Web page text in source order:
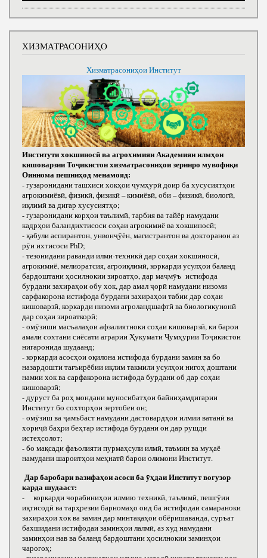
ХИЗМАТРАСОНИҲО
Хизматрасониҳои Институт
Институти хокшиносӣ ва агрохимияи Академияи илмҳои
кишоварзии Тоҷикистон хизматрасониҳои зеринро мувофиқи
Оиннома пешниҳод менамояд:
- гузаронидани ташхиси хокҳои ҷумҳурӣ доир ба хусусиятҳои
агрокимиёвӣ, физикӣ, физикӣ – кимиёвӣ, оби – физикӣ, биологӣ,
иқлимӣ ва дигар хусусиятҳо;
- гузаронидани корҳои таълимӣ, тарбия ва тайёр намудани
кадрҳои баландихтисоси соҳаи агрокимиё ва хокшиносӣ;
- қабули аспирантон, унвонҷӯён, магистрантон ва докторанон аз
рӯи ихтисоси РhD;
- тезонидани раванди илми-техникӣ дар соҳаи хокшиносӣ,
агрокимиё, мелиоратсия, агроиқлимӣ, коркарди усулҳои баланд
бардоштани ҳосилнокии зироатҳо, дар маҷмӯъ истифода
бурдани захираҳои обу хок, дар амал ҷорӣ намудани низоми
сарфакорона истифода бурдани захираҳои табии дар соҳаи
кишоварзӣ, коркарди низоми агроландшафтӣ ва биологикунонӣ
дар соҳаи зироаткорӣ;
- омӯзиши масъалаҳои афзалиятноки соҳаи кишоварзӣ, ки барои
амали сохтани сиёсати аграрии Ҳукумати Ҷумҳурии Тоҷикистон
нигаронида шудаанд;
- коркарди асосҳои оқилона истифода бурдани замин ва бо
назардошти тағъирёбии иқлим такмили усулҳои нигоҳ доштани
намии хок ва сарфакорона истифода бурдани об дар соҳаи
кишоварзӣ;
- дуруст ба роҳ мондани муносибатҳои байниҳамдигарии
Институт бо сохторҳои зертобеи он;
- омӯзиш ва ҷамъбаст намудани дастовардҳои илмии ватанӣ ва
хориҷӣ баҳри беҳтар истифода бурдани он дар рушди
истеҳсолот;
- бо мақсади фаъолияти пурмаҳсули илмӣ, таъмин ва муҳаё
намудани шароитҳои меҳнатӣ барои олимони Институт.
Дар баробари вазифаҳои асоси ба ӯҳдаи Институт вогузор
карда шудааст:
- коркарди чорабиниҳои илмию техникӣ, таълимӣ, пешгӯии
иқтисодӣ ва тарҳрезии барномаҳо оид ба истифодаи самараноки
захираҳои хок ва замин дар минтақаҳои обёришаванда, суръат
бахшидани истифодаи заминҳои лалмӣ, аз худ намудани
заминҳои нав ва баланд бардоштани ҳосилнокии заминҳои
чарогоҳ;